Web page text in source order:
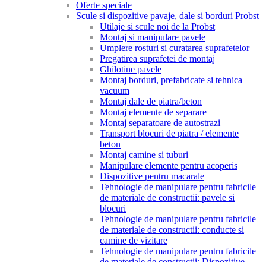
Oferte speciale
Scule si dispozitive pavaje, dale si borduri Probst
Utilaje si scule noi de la Probst
Montaj si manipulare pavele
Umplere rosturi si curatarea suprafetelor
Pregatirea suprafetei de montaj
Ghilotine pavele
Montaj borduri, prefabricate si tehnica
vacuum
Montaj dale de piatra/beton
Montaj elemente de separare
Montaj separatoare de autostrazi
Transport blocuri de piatra / elemente
beton
Montaj camine si tuburi
Manipulare elemente pentru acoperis
Dispozitive pentru macarale
Tehnologie de manipulare pentru fabricile
de materiale de constructii: pavele si
blocuri
Tehnologie de manipulare pentru fabricile
de materiale de constructii: conducte si
camine de vizitare
Tehnologie de manipulare pentru fabricile